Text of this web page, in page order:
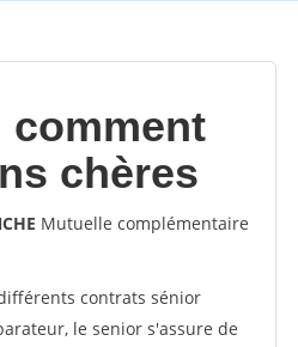
comment
chères
Mutuelle complémentaire
contrats sénior
le senior s'assure de